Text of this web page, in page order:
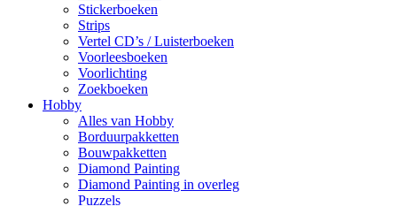
Stickerboeken
Strips
Vertel CD’s / Luisterboeken
Voorleesboeken
Voorlichting
Zoekboeken
Hobby
Alles van Hobby
Borduurpakketten
Bouwpakketten
Diamond Painting
Diamond Painting in overleg
Puzzels